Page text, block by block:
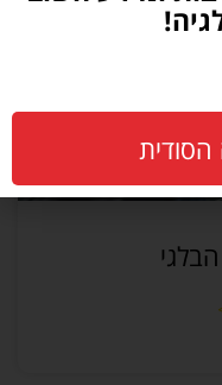
הסודית